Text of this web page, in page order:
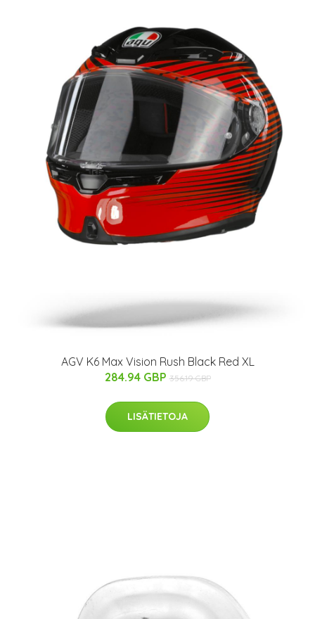
AGV K6 Max Vision Rush Black Red XL
284.94 GBP 356.19 GBP
LISÄTIETOJA